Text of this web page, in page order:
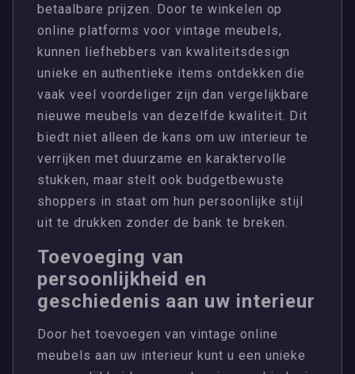
betaalbare prijzen. Door te winkelen op
online platforms voor vintage meubels,
kunnen liefhebbers van kwaliteitsdesign
unieke en authentieke items ontdekken die
vaak veel voordeliger zijn dan vergelijkbare
nieuwe meubels van dezelfde kwaliteit. Dit
biedt niet alleen de kans om uw interieur te
verrijken met duurzame en karaktervolle
stukken, maar stelt ook budgetbewuste
shoppers in staat om hun persoonlijke stijl
uit te drukken zonder de bank te breken.
Toevoeging van
persoonlijkheid en
geschiedenis aan uw interieur
Door het toevoegen van vintage online
meubels aan uw interieur kunt u een unieke